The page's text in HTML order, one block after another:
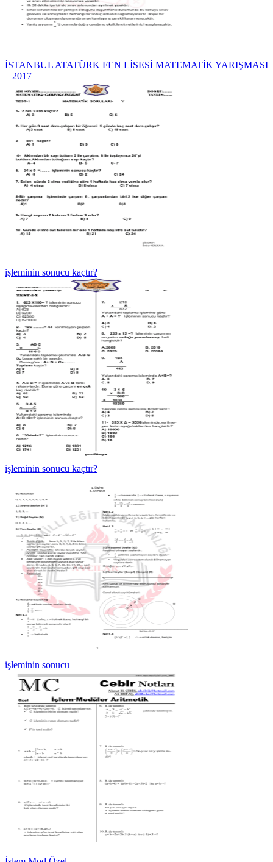
İSTANBUL ATATÜRK FEN LİSESİ MATEMATİK YARIŞMASI
– 2017
işleminin sonucu kaçtır?
işleminin sonucu kaçtır?
işleminin sonucu